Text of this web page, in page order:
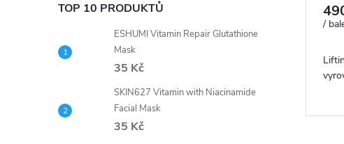
TOP 10 PRODUKTŮ
ESHUMI Vitamin Repair Glutathione
Mask
35 Kč
SKIN627 Vitamin with Niacinamide
Facial Mask
35 Kč
/